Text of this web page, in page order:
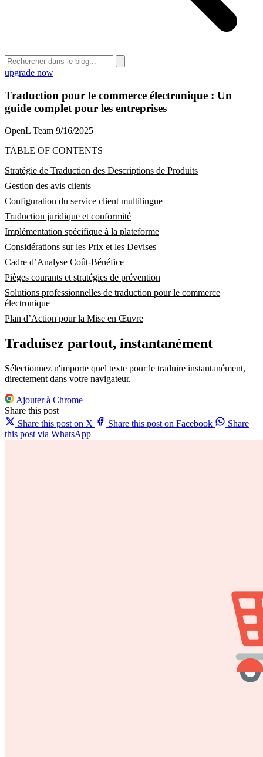
upgrade now
Traduction pour le commerce électronique : Un
guide complet pour les entreprises
OpenL Team 9/16/2025
TABLE OF CONTENTS
Stratégie de Traduction des Descriptions de Produits
Gestion des avis clients
Configuration du service client multilingue
Traduction juridique et conformité
Implémentation spécifique à la plateforme
Considérations sur les Prix et les Devises
Cadre d’Analyse Coût-Bénéfice
Pièges courants et stratégies de prévention
Solutions professionnelles de traduction pour le commerce
électronique
Plan d’Action pour la Mise en Œuvre
Traduisez partout, instantanément
Sélectionnez n'importe quel texte pour le traduire instantanément,
directement dans votre navigateur.
Ajouter à Chrome
Share this post
Share this post on X
Share this post on Facebook
Share
this post via WhatsApp